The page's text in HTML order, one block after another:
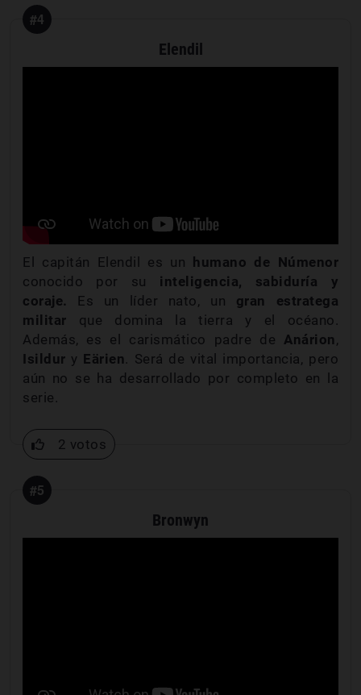
#4
Elendil
El capitán Elendil es un
humano de Númenor
conocido por su inteligencia, sabiduría y
coraje.
Es un líder nato, un gran estratega
militar que domina la tierra y el océano.
Además, es el carismático padre de Anárion ,
Isildur y Eärien . Será de vital importancia, pero
aún no se ha desarrollado por completo en la
serie.
2 votos
#5
Bronwyn